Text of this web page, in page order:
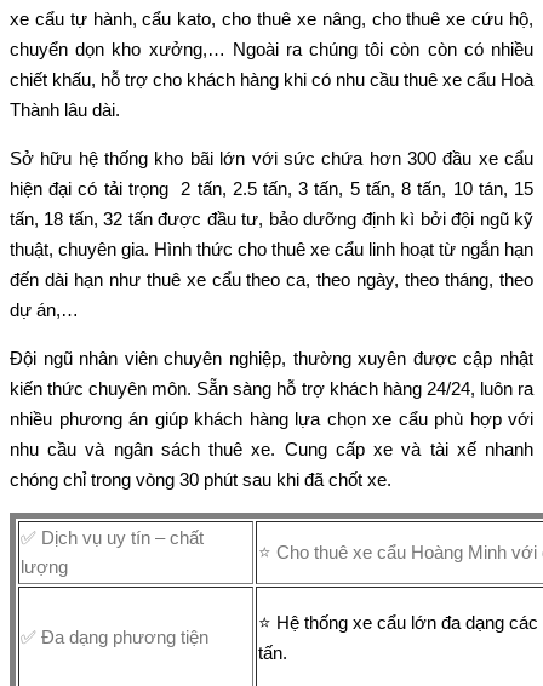
xe cẩu tự hành, cẩu kato, cho thuê xe nâng, cho thuê xe cứu hộ,
chuyển dọn kho xưởng,… Ngoài ra chúng tôi còn còn có nhiều
chiết khấu, hỗ trợ cho khách hàng khi có nhu cầu thuê xe cẩu Hoà
Thành lâu dài.
Sở hữu hệ thống kho bãi lớn với sức chứa hơn 300 đầu xe cẩu
hiện đại có tải trọng 2 tấn, 2.5 tấn, 3 tấn, 5 tấn, 8 tấn, 10 tán, 15
tấn, 18 tấn, 32 tấn được đầu tư, bảo dưỡng định kì bởi đội ngũ kỹ
thuật, chuyên gia. Hình thức cho thuê xe cẩu linh hoạt từ ngắn hạn
đến dài hạn như thuê xe cẩu theo ca, theo ngày, theo tháng, theo
dự án,…
Đội ngũ nhân viên chuyên nghiệp, thường xuyên được cập nhật
kiến thức chuyên môn. Sẵn sàng hỗ trợ khách hàng 24/24, luôn ra
nhiều phương án giúp khách hàng lựa chọn xe cẩu phù hợp với
nhu cầu và ngân sách thuê xe. Cung cấp xe và tài xế nhanh
chóng chỉ trong vòng 30 phút sau khi đã chốt xe.
✅ Dịch vụ uy tín – chất
lượng
⭐ Cho thuê xe cẩu Hoàng Minh
✅ Đa dạng phương tiện
⭐ Hệ thống xe cẩu lớn đa dạng
tấn.